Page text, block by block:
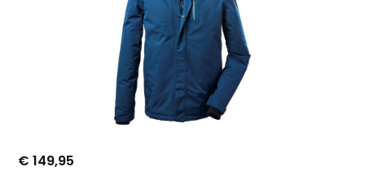
€ 149,95